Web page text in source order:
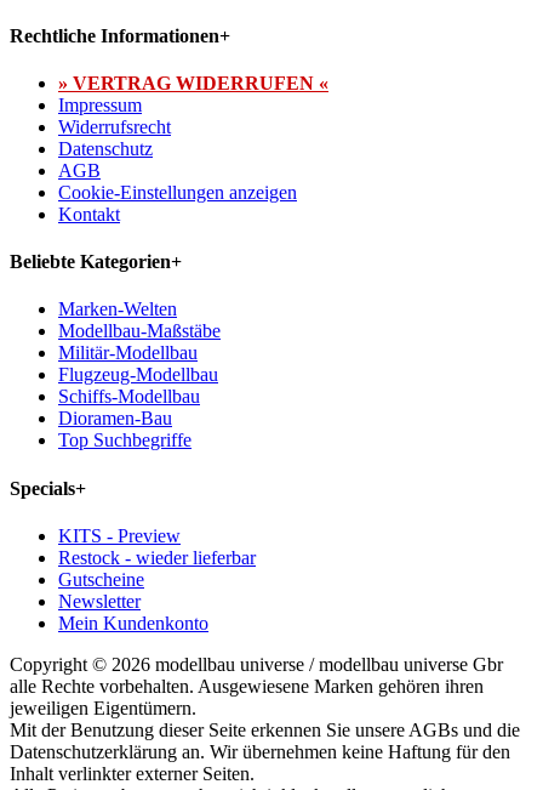
Rechtliche Informationen+
» VERTRAG WIDERRUFEN «
Impressum
Widerrufsrecht
Datenschutz
AGB
Cookie-Einstellungen anzeigen
Kontakt
Beliebte Kategorien+
Marken-Welten
Modellbau-Maßstäbe
Militär-Modellbau
Flugzeug-Modellbau
Schiffs-Modellbau
Dioramen-Bau
Top Suchbegriffe
Specials+
KITS - Preview
Restock - wieder lieferbar
Gutscheine
Newsletter
Mein Kundenkonto
Copyright © 2026 modellbau universe / modellbau universe Gbr
alle Rechte vorbehalten. Ausgewiesene Marken gehören ihren
jeweiligen Eigentümern.
Mit der Benutzung dieser Seite erkennen Sie unsere AGBs und die
Datenschutzerklärung an. Wir übernehmen keine Haftung für den
Inhalt verlinkter externer Seiten.